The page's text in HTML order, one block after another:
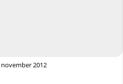
november 2012